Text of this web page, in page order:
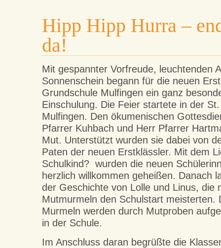
Hipp Hipp Hurra –
da!
Mit gespannter Vorfreude, leuchtenden
Sonnenschein begann für die neuen
Grundschule Mulfingen ein ganz
Einschulung. Die Feier startete in der
Mulfingen. Den ökumenischen
Pfarrer Kuhbach und Herr Pfarrer
Mut. Unterstützt wurden sie dabei von
Paten der neuen Erstklässler. Mit dem
Schulkind? wurden die neuen
herzlich willkommen geheißen. Danach
der Geschichte von Lolle und Linus, die
Mutmurmeln den Schulstart meisterten.
Murmeln werden durch Mutproben
in der Schule.
Im Anschluss daran begrüßte die